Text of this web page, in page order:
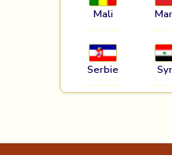
Mali
Serbie